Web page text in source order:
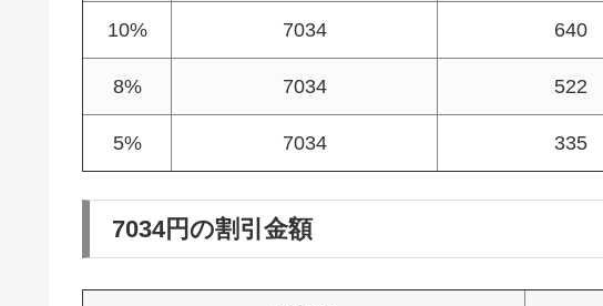
10% 7034 640
8% 7034 522
5% 7034 335
7034円の割引金額